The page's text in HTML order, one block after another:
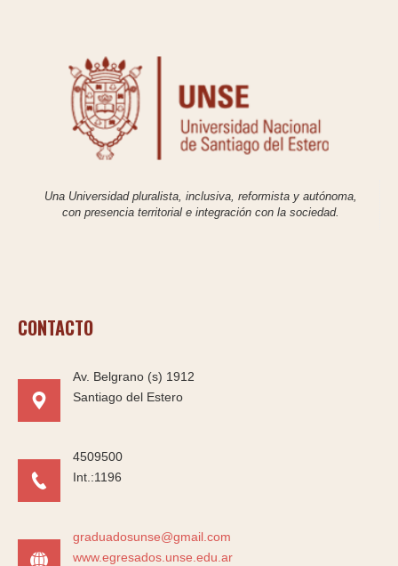
Una Universidad pluralista, inclusiva, reformista y autónoma,
con presencia territorial e integración con la sociedad.
CONTACTO
Av. Belgrano (s) 1912
Santiago del Estero
4509500
Int.:1196
graduadosunse@gmail.com
www.egresados.unse.edu.ar